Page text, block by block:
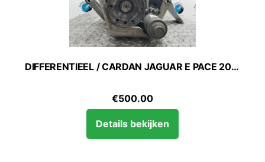
DIFFERENTIEEL / CARDAN JAGUAR E PACE 2017
€500.00
Details bekijken